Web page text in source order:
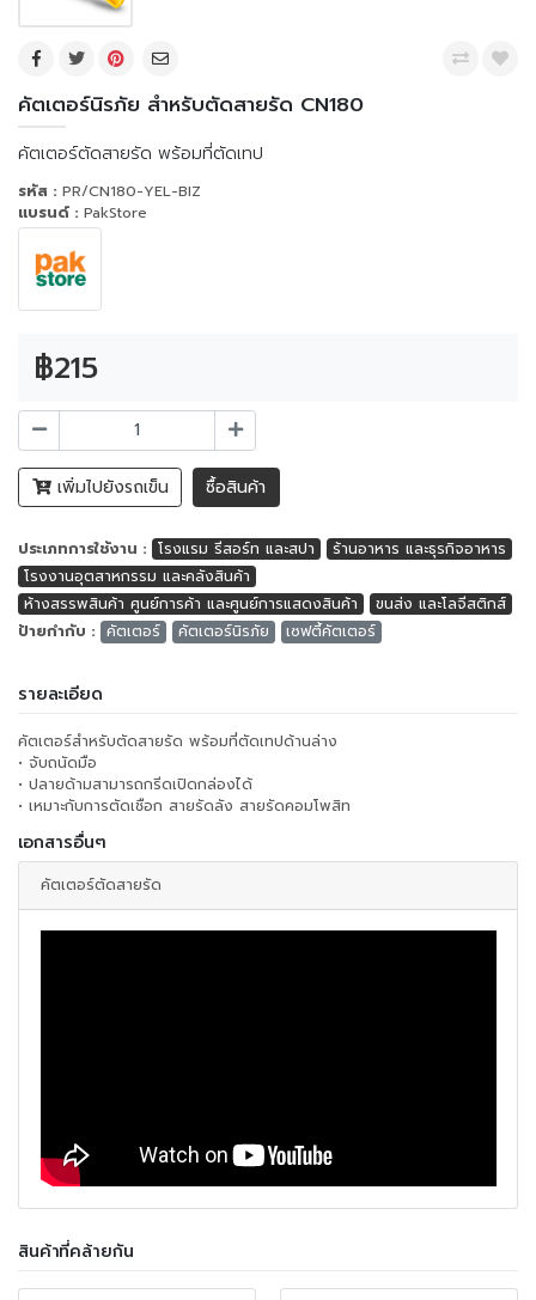
คัตเตอร์นิรภัย สำหรับตัดสายรัด CN180
คัตเตอร์ตัดสายรัด พร้อมที่ตัดเทป
รหัส : PR/CN180-YEL-BIZ
แบรนด์ : PakStore
฿215
เพิ่มไปยังรถเข็น ซื้อสินค้า
ประเภทการใช้งาน : โรงแรม รีสอร์ท และสปา
ร้านอาหาร และธุรกิจอาหาร
โรงงานอุตสาหกรรม และคลังสินค้า
ห้างสรรพสินค้า ศูนย์การค้า และศูนย์การแสดงสินค้า
ขนส่ง และโลจีสติกส์
ป้ายกำกับ : คัตเตอร์ คัตเตอร์นิรภัย เซฟตี้คัตเตอร์
รายละเอียด
คัตเตอร์สำหรับตัดสายรัด พร้อมที่ตัดเทปด้านล่าง
• จับถนัดมือ
• ปลายด้ามสามารถกรีดเปิดกล่องได้
• เหมาะกับการตัดเชือก สายรัดลัง สายรัดคอมโพสิท
เอกสารอื่นๆ
คัตเตอร์ตัดสายรัด
สินค้าที่คล้ายกัน